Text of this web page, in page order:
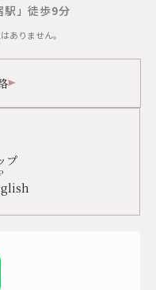
駅」徒歩9分
ありません。
プ